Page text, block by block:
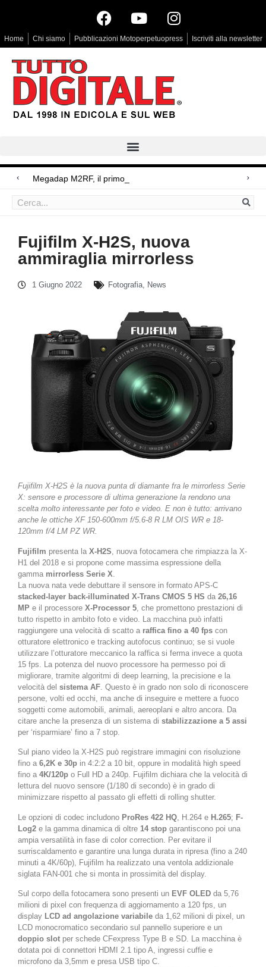
Home Chi siamo Pubblicazioni Motoperpetuopress Iscriviti alla newsletter
Megadap M2RF, il primo adattatore autofocus
Arri Rental, evoluzioni in arrivo
Fujifilm X-H2S, nuova
ammiraglia mirrorless
1 Giugno 2022 Fotografia, News
Fujifilm X-H2S è la nuova punta di diamante fra le mirrorless Serie
X: sensore e processore di ultima generazione la rendono una
scelta molto interessante per foto e video. E non è tutto: arrivano
anche le ottiche XF 150-600mm f/5.6-8 R LM OIS WR e 18-
120mm f/4 LM PZ WR.
Fujifilm presenta la X-H2S , nuova fotocamera che rimpiazza la X-
H1 del 2018 e si propone come massima espressione della
gamma mirrorless Serie X
La nuova nata vede debuttare il sensore in formato APS-C
stacked-layer back-illuminated X-Trans CMOS 5 HS da 26,16
MP e il processore X-Processor 5 , che promettono prestazioni di
tutto rispetto in ambito foto e video. La macchina può infatti
raggiungere una velocità di scatto a raffica fino a 40 fps con
otturatore elettronico e tracking autofocus continuo; se si vuole
utilizzare l’otturatore meccanico la raffica si ferma invece a quota
15 fps. La potenza del nuovo processore ha permesso poi di
migliorare, tramite algoritmi di deep learning, la precisione e la
velocità del sistema AF . Questo è in grado non solo di riconoscere
persone, volti ed occhi, ma anche di inseguire e mettere a fuoco
soggetti come automobili, animali, aereoplani e altro ancora. Da
citare anche la presenza di un sistema di stabilizzazione a 5 assi
per ‘risparmiare’ fino a 7 stop.
Sul piano video la X-H2S può registrare immagini con risoluzione
fino a 6,2K e 30p in 4:2:2 a 10 bit, oppure in modalità high speed
fino a 4K/120p o Full HD a 240p. Fujifilm dichiara che la velocità di
lettura del nuovo sensore (1/180 di secondo) è in grado di
minimizzare rispetto al passato gli effetti di rolling shutter.
Le opzioni di codec includono ProRes 422 HQ , H.264 e H.265; F-
Log2 e la gamma dinamica di oltre 14 stop garantiscono poi una
ampia versatilità in fase di color correction. Per evitare il
surriscaldamento e garantire una lunga durata in ripresa (fino a 240
minuti a 4K/60p), Fujifilm ha realizzato una ventola addizionale
siglata FAN-001 che si monta in prossimità del display.
Sul corpo della fotocamera sono presenti un EVF OLED da 5,76
milioni di pixel con frequenza di aggiornamento a 120 fps, un
display LCD ad angolazione variabile da 1,62 milioni di pixel, un
LCD monocromatico secondario sul pannello superiore e un
doppio slot per schede CFexpress Type B e SD. La macchina è
dotata poi di connettori HDMI 2.1 tipo A, ingressi cuffie e
microfono da 3,5mm e presa USB tipo C.